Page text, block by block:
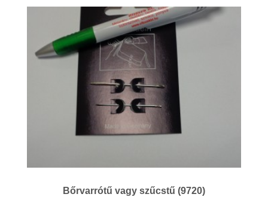
Bőrvarrótű vagy szűcstű (9720)